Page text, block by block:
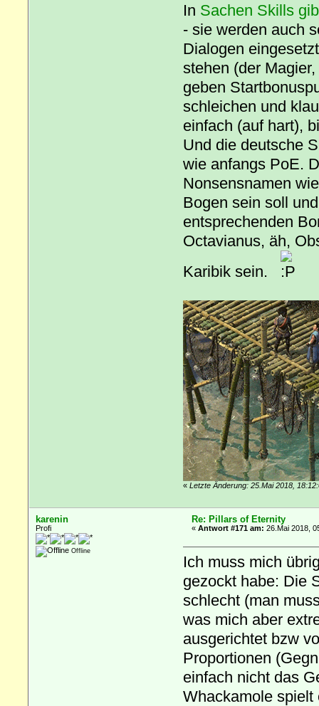
In Sachen Skills
- sie werden auch
Dialogen
stehen (der
geben
schleichen und
einfach (auf hart),
Und die deutsche
wie anfangs PoE.
Nonsensnamen
Bogen sein soll
entsprechenden
Octavianus, äh,
Karibik sein.
« Letzte Änderung: 25.Mai 2018,
karenin
Profi
Offline
Re: Pillars of Eternity
«Antwort #171 am: 26.Mai 2018,
Ich muss mich
gezockt habe: Die
schlecht (man
was mich aber
ausgerichtet bzw
Proportionen
einfach nicht das
Whackamole